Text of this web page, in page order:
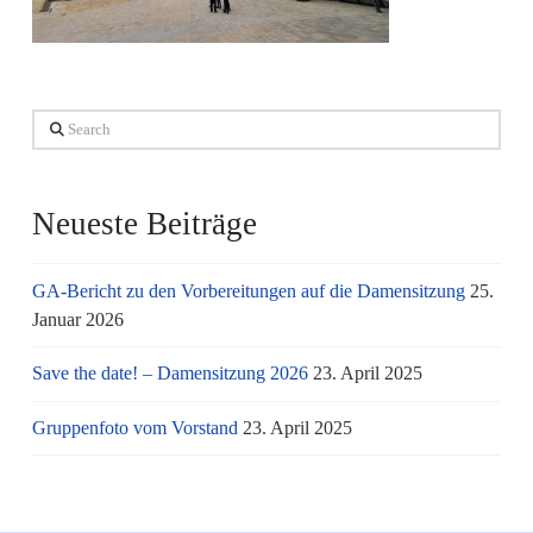
Search
Neueste Beiträge
GA-Bericht zu den Vorbereitungen auf die Damensitzung 25.
Januar 2026
Save the date! – Damensitzung 2026 23. April 2025
Gruppenfoto vom Vorstand 23. April 2025